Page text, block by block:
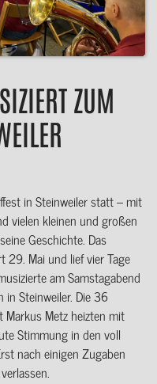
ZUM
in Steinweiler statt – mit
vielen kleinen und großen
Geschichte. Das
29. Mai und lief vier Tage
am Samstagabend
Steinweiler. Die 36
Metz heizten mit
Stimmung in den voll
nach einigen Zugaben